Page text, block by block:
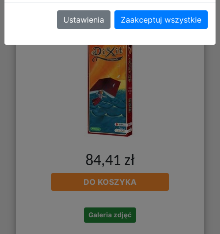
Dixit 2: Przygody
84,41 zł
DO KOSZYKA
Galeria zdjęć
Ustawienia Zaakceptuj wszystkie